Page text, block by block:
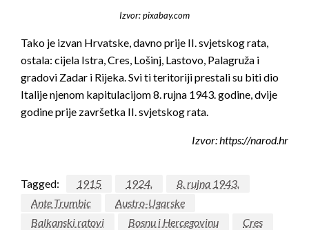
Izvor: pixabay.com
Tako je izvan Hrvatske, davno prije II. svjetskog rata,
ostala: cijela Istra, Cres, Lošinj, Lastovo, Palagruža i
gradovi Zadar i Rijeka. Svi ti teritoriji prestali su biti dio
Italije njenom kapitulacijom 8. rujna 1943. godine, dvije
godine prije završetka II. svjetskog rata.
Izvor: https://narod.hr
Tagged: 1915 1924.
8. rujna 1943.
Ante Trumbic
Austro-Ugarske
Balkanski ratovi
Bosnu i Hercegovinu
Cres